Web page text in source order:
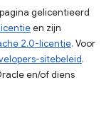
gelicentieerd
en zijn
2.0-licentie. Voor
sitebeleid.
en/of diens